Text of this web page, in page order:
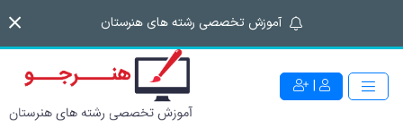
آموزش تخصصی رشته های هنرستان
|